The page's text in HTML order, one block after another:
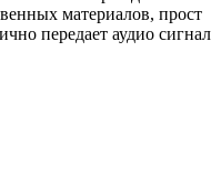
материалов, прост
передает аудио сигнал